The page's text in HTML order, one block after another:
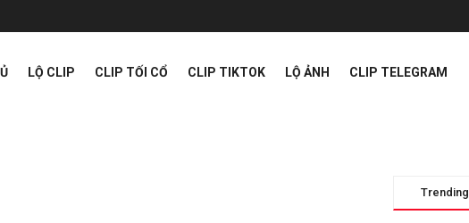
LỘ CLIP CLIP TỐI CỔ CLIP TIKTOK LỘ ẢNH CLIP TELEGRAM
Trending